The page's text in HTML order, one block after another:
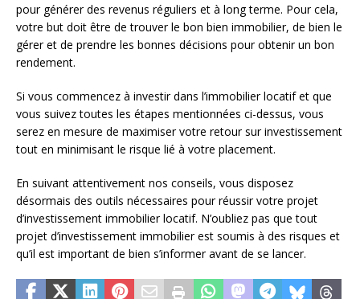
pour générer des revenus réguliers et à long terme. Pour cela,
votre but doit être de trouver le bon bien immobilier, de bien le
gérer et de prendre les bonnes décisions pour obtenir un bon
rendement.
Si vous commencez à investir dans l’immobilier locatif et que
vous suivez toutes les étapes mentionnées ci-dessus, vous
serez en mesure de maximiser votre retour sur investissement
tout en minimisant le risque lié à votre placement.
En suivant attentivement nos conseils, vous disposez
désormais des outils nécessaires pour réussir votre projet
d’investissement immobilier locatif. N’oubliez pas que tout
projet d’investissement immobilier est soumis à des risques et
qu’il est important de bien s’informer avant de se lancer.